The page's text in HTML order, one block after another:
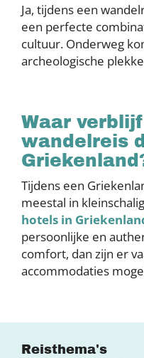
Ja, tijdens een
een perfecte
cultuur. Onderweg
archeologische
Waar
wandelreis
Tijdens een
meestal in
hotels in
persoonlijke en
comfort, dan zijn er
accommodaties
Reisthema's